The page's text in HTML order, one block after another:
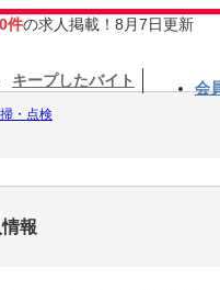
件の求人掲載！8月7日更新
キープしたバイト 会
・点検
報